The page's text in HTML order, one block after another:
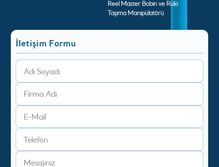
Reel Master Bobin ve Rulo
Taşıma Manipülatörü
İletişim Formu